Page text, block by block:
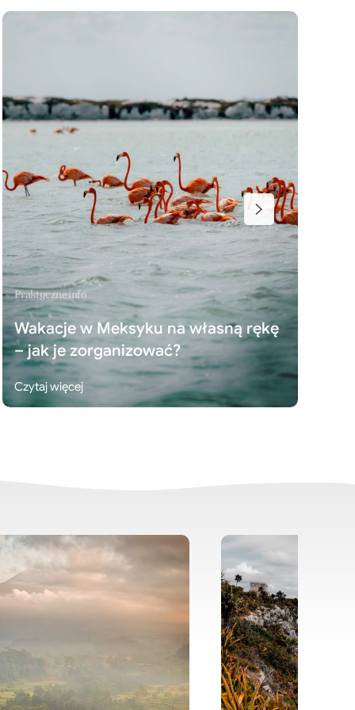
Praktyczne info
Wakacje w Meksyku na własną rękę
– jak je zorganizować?
Czytaj więcej